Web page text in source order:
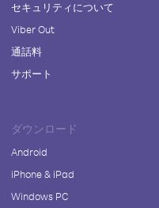
セキュリティについて
Viber Out
通話料
サポート
ダウンロード
Android
iPhone & iPad
Windows PC